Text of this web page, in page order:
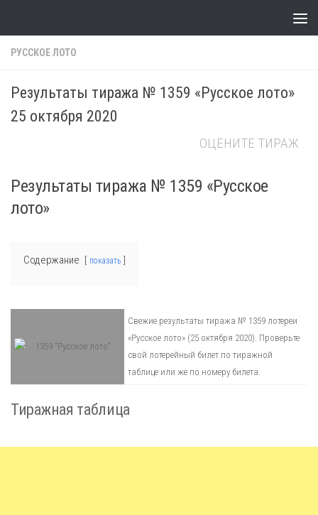
РУССКОЕ ЛОТО
Результаты тиража № 1359 «Русское лото»
25 октября 2020
ОЦЕНИТЕ ТИРАЖ
Результаты тиража № 1359 «Русское
лото»
Содержание показать
Свежие результаты тиража № 1359 лотереи
«Русское лото» (25 октября 2020). Проверьте
свой лотерейный билет по тиражной
таблице или же по номеру билета.
Тиражная таблица